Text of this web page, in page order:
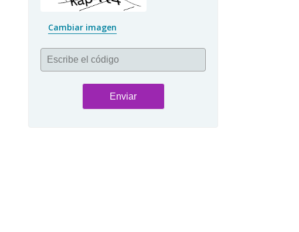
Cambiar imagen
Escribe el código